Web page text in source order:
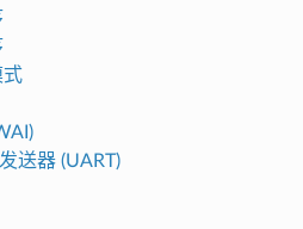
式
送器 (UART)